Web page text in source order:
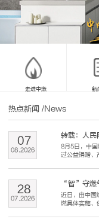
走进中燃 新
热点新闻 /News
转载：人
8月5日，中
过公益捐赠、
08.2026
07
“智”守燃
近日，由中国
燃具体实施、
07.2026
28